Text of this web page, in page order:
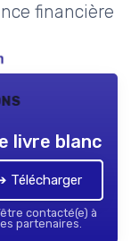
financière
livre blanc
Télécharger
contacté(e) à
partenaires.